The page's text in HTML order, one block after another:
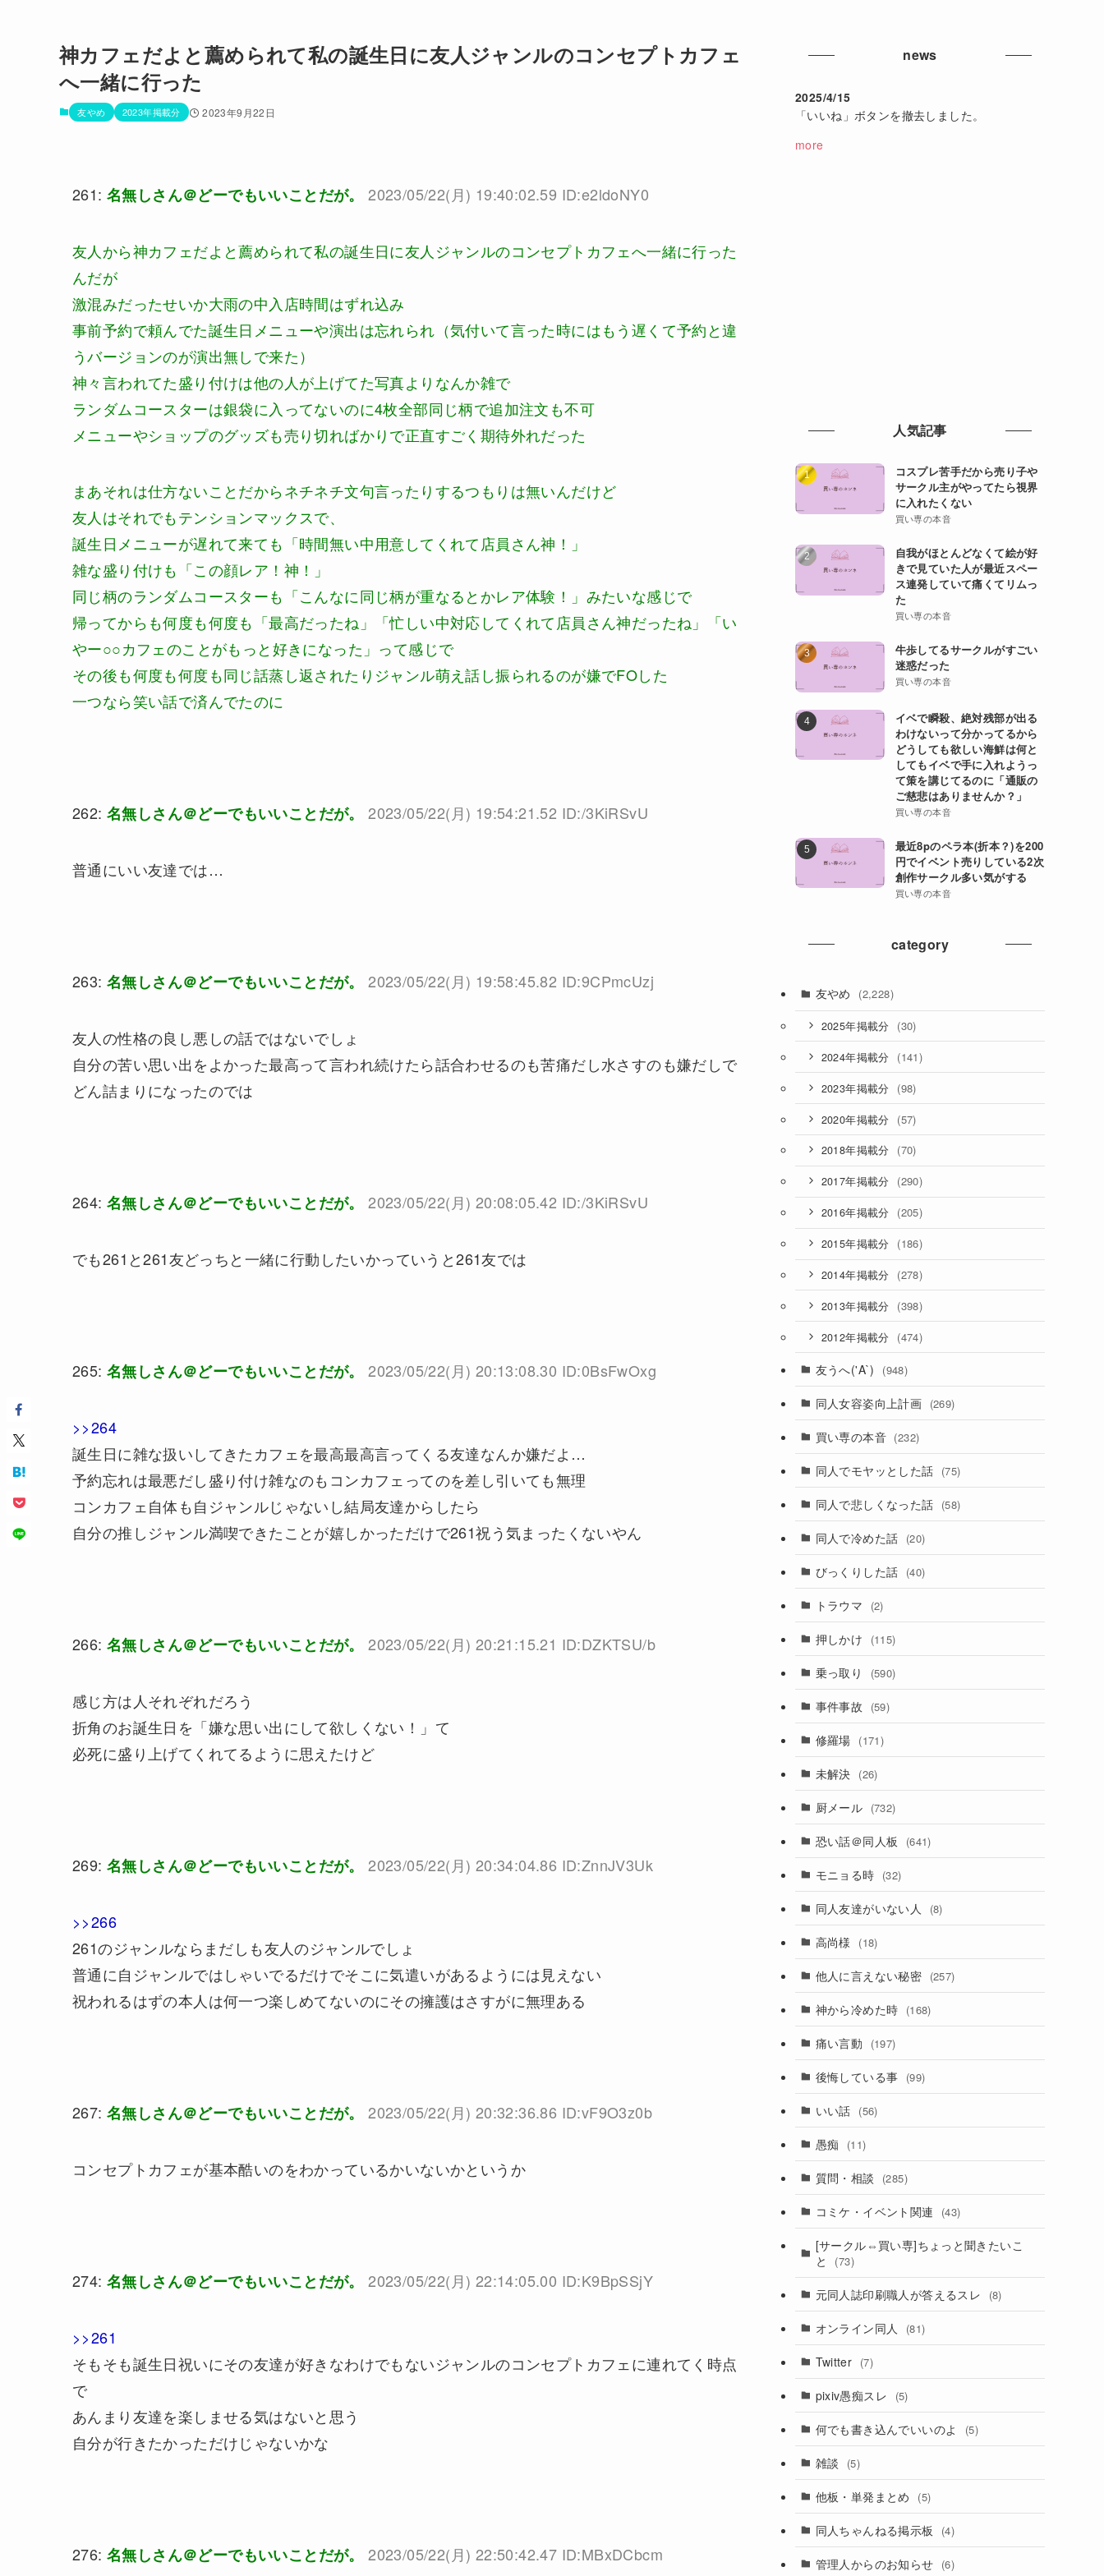
神カフェだよと薦められて私の誕生日に友人ジャンルのコンセプトカフェ
へ一緒に行った
友やめ 2023年掲載分 2023年9月22日
261: 名無しさん＠どーでもいいことだが。 2023/05/22(月) 19:40:02.59 ID:e2ldoNY0
友人から神カフェだよと薦められて私の誕生日に友人ジャンルのコンセプトカフェへ一緒に行った
んだが
激混みだったせいか大雨の中入店時間はずれ込み
事前予約で頼んでた誕生日メニューや演出は忘れられ（気付いて言った時にはもう遅くて予約と違
うバージョンのが演出無しで来た）
神々言われてた盛り付けは他の人が上げてた写真よりなんか雑で
ランダムコースターは銀袋に入ってないのに4枚全部同じ柄で追加注文も不可
メニューやショップのグッズも売り切ればかりで正直すごく期待外れだった
まあそれは仕方ないことだからネチネチ文句言ったりするつもりは無いんだけど
友人はそれでもテンションマックスで、
誕生日メニューが遅れて来ても「時間無い中用意してくれて店員さん神！」
雑な盛り付けも「この顔レア！神！」
同じ柄のランダムコースターも「こんなに同じ柄が重なるとかレア体験！」みたいな感じで
帰ってからも何度も何度も「最高だったね」「忙しい中対応してくれて店員さん神だったね」「い
やー○○カフェのことがもっと好きになった」って感じで
その後も何度も何度も同じ話蒸し返されたりジャンル萌え話し振られるのが嫌でFOした
一つなら笑い話で済んでたのに
262: 名無しさん＠どーでもいいことだが。 2023/05/22(月) 19:54:21.52 ID:/3KiRSvU
普通にいい友達では…
263: 名無しさん＠どーでもいいことだが。 2023/05/22(月) 19:58:45.82 ID:9CPmcUzj
友人の性格の良し悪しの話ではないでしょ
自分の苦い思い出をよかった最高って言われ続けたら話合わせるのも苦痛だし水さすのも嫌だしで
どん詰まりになったのでは
264: 名無しさん＠どーでもいいことだが。 2023/05/22(月) 20:08:05.42 ID:/3KiRSvU
でも261と261友どっちと一緒に行動したいかっていうと261友では
265: 名無しさん＠どーでもいいことだが。 2023/05/22(月) 20:13:08.30 ID:0BsFwOxg
>>264
誕生日に雑な扱いしてきたカフェを最高最高言ってくる友達なんか嫌だよ…
予約忘れは最悪だし盛り付け雑なのもコンカフェってのを差し引いても無理
コンカフェ自体も自ジャンルじゃないし結局友達からしたら
自分の推しジャンル満喫できたことが嬉しかっただけで261祝う気まったくないやん
266: 名無しさん＠どーでもいいことだが。 2023/05/22(月) 20:21:15.21 ID:DZKTSU/b
感じ方は人それぞれだろう
折角のお誕生日を「嫌な思い出にして欲しくない！」て
必死に盛り上げてくれてるように思えたけど
269: 名無しさん＠どーでもいいことだが。 2023/05/22(月) 20:34:04.86 ID:ZnnJV3Uk
>>266
261のジャンルならまだしも友人のジャンルでしょ
普通に自ジャンルではしゃいでるだけでそこに気遣いがあるようには見えない
祝われるはずの本人は何一つ楽しめてないのにその擁護はさすがに無理ある
267: 名無しさん＠どーでもいいことだが。 2023/05/22(月) 20:32:36.86 ID:vF9O3z0b
コンセプトカフェが基本酷いのをわかっているかいないかというか
274: 名無しさん＠どーでもいいことだが。 2023/05/22(月) 22:14:05.00 ID:K9BpSSjY
>>261
そもそも誕生日祝いにその友達が好きなわけでもないジャンルのコンセプトカフェに連れてく時点
で
あんまり友達を楽しませる気はないと思う
自分が行きたかっただけじゃないかな
276: 名無しさん＠どーでもいいことだが。 2023/05/22(月) 22:50:42.47 ID:MBxDCbcm
news
2025/4/15
「いいね」ボタンを撤去しました。
more
人気記事
コスプレ苦手だから売り子や
サークル主がやってたら視界
に入れたくない
買い専の本音
自我がほとんどなくて絵が好
きで見ていた人が最近スペー
ス連発していて痛くてリムっ
た
買い専の本音
牛歩してるサークルがすごい
迷惑だった
買い専の本音
イベで瞬殺、絶対残部が出る
わけないって分かってるから
どうしても欲しい海鮮は何と
してもイベで手に入れようっ
て策を講じてるのに「通販の
ご慈悲はありませんか？」
買い専の本音
最近8pのペラ本(折本？)を200
円でイベント売りしている2次
創作サークル多い気がする
買い専の本音
category
友やめ (2,228)
2025年掲載分 (30)
2024年掲載分 (141)
2023年掲載分 (98)
2020年掲載分 (57)
2018年掲載分 (70)
2017年掲載分 (290)
2016年掲載分 (205)
2015年掲載分 (186)
2014年掲載分 (278)
2013年掲載分 (398)
2012年掲載分 (474)
友うへ('A`) (948)
同人女容姿向上計画 (269)
買い専の本音 (232)
同人でモヤッとした話 (75)
同人で悲しくなった話 (58)
同人で冷めた話 (20)
びっくりした話 (40)
トラウマ (2)
押しかけ (115)
乗っ取り (590)
事件事故 (59)
修羅場 (171)
未解決 (26)
厨メール (732)
恐い話＠同人板 (641)
モニョる時 (32)
同人友達がいない人 (8)
高尚様 (18)
他人に言えない秘密 (257)
神から冷めた時 (168)
痛い言動 (197)
後悔している事 (99)
いい話 (56)
愚痴 (11)
質問・相談 (285)
コミケ・イベント関連 (43)
[サークル⇔買い専]ちょっと聞きたいこ
と
(73)
元同人誌印刷職人が答えるスレ (8)
オンライン同人 (81)
Twitter (7)
pixiv愚痴スレ (5)
何でも書き込んでいいのよ (5)
雑談 (5)
他板・単発まとめ (5)
同人ちゃんねる掲示板 (4)
管理人からのお知らせ (6)